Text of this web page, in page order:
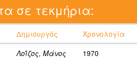
σε τεκμήρια:
Δημιουργός
Χρονολογία
Λοΐζος, Μάνος 1970